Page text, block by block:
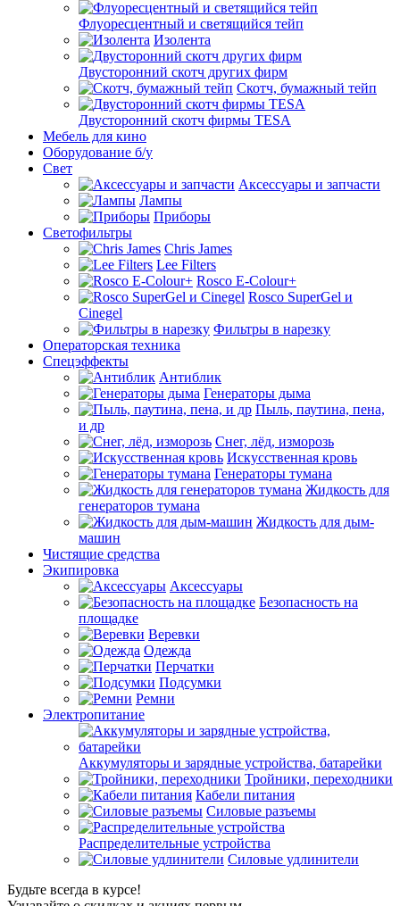
Флуоресцентный и светящийся тейп
Изолента
Двусторонний скотч других фирм
Скотч, бумажный тейп
Двусторонний скотч фирмы TESA
Мебель для кино
Оборудование б/у
Свет
Аксессуары и запчасти
Лампы
Приборы
Светофильтры
Chris James
Lee Filters
Rosco E-Colour+
Rosco SuperGel и
Cinegel
Фильтры в нарезку
Операторская техника
Спецэффекты
Антиблик
Генераторы дыма
Пыль, паутина, пена,
и др
Снег, лёд, изморозь
Искусственная кровь
Генераторы тумана
Жидкость для
генераторов тумана
Жидкость для дым-
машин
Чистящие средства
Экипировка
Аксессуары
Безопасность на
площадке
Веревки
Одежда
Перчатки
Подсумки
Ремни
Электропитание
Аккумуляторы и зарядные устройства, батарейки
Тройники, переходники
Кабели питания
Силовые разъемы
Распределительные устройства
Силовые удлинители
Будьте всегда в курсе!